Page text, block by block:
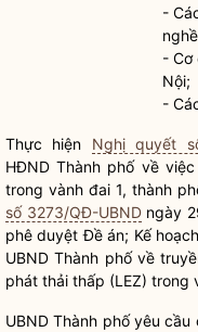
-
- Cơ
Nội;
-
Thực hiện Nghị quyết
HĐND Thành phố về
trong vành đai 1, thành
số 3273/QĐ-UBNDngày
phê duyệt Đề án; Kế
UBND Thành phố về
phát thải thấp (LEZ) trong
UBND Thành phố yêu